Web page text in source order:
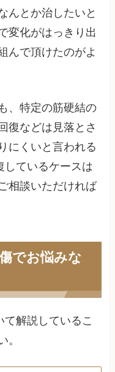
んとか治したいと
変化がはっきり出
んで頂けたのがよ
、特定の筋硬結の
復などは見落とさ
にくいと言われる
しているケースは
相談いただければ
でお悩みな
解説しているこ
。